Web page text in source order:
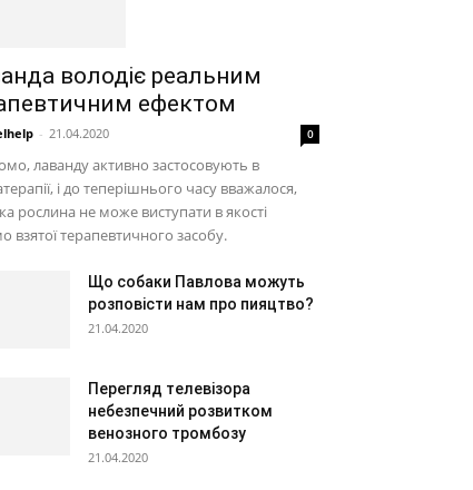
володіє реальним
ефектом
- 21.04.2020 0
лаванду активно застосовують в
і до теперішнього часу вважалося,
рослина не може виступати в якості
взятої терапевтичного засобу.
Що собаки Павлова можуть
розповісти нам про пияцтво?
21.04.2020
Перегляд телевізора
небезпечний розвитком
венозного тромбозу
21.04.2020